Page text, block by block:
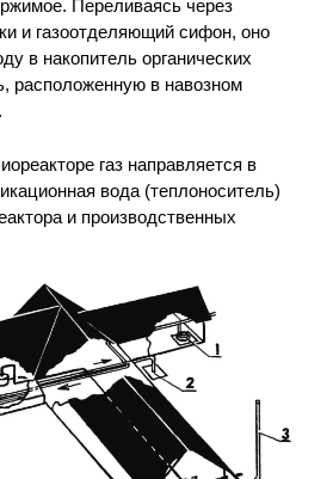
Переливаясь через
и газоотделяющий сифон, оно
в накопитель органических
расположенную в навозном
газ направляется в
вода (теплоноситель)
и производственных